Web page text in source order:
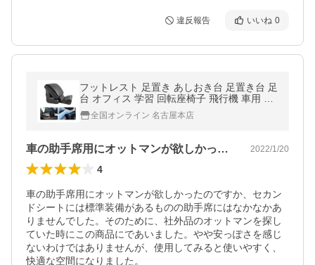
違反報告 いいね 0
フットレスト 足置き あしおき台 足置き台 足
台 オフィス 学習 回転座椅子 飛行機 車用 カ
ーグッズ オットマン
全国オンライン 名古屋本店
車の助手席用にオットマンが欲しかったの… 2022/1/20
4
車の助手席用にオットマンが欲しかったのですか、セカン
ドシートには標準装備があるものの助手席にはなかなかあ
りませんでした。そのために、社外品のオットマンを探し
ていた時にこの商品にであいました。やや安っぽさを感じ
ないわけではありませんが、使用してみると使いやすく、
快適な空間になりました。